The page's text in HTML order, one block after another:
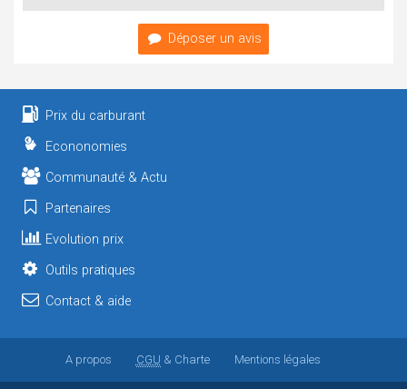
Déposer un avis
Prix du carburant
Econonomies
Communauté & Actu
Partenaires
Evolution prix
Outils pratiques
Contact & aide
A propos CGU & Charte Mentions légales